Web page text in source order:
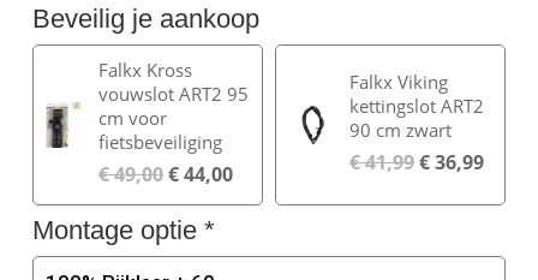
Beveilig je aankoop
Falkx Kross
vouwslot ART2 95
cm voor
fietsbeveiliging
€49,00€44,00
Falkx Viking
kettingslot ART2
90 cm zwart
€41,99€36,99
Montage optie *